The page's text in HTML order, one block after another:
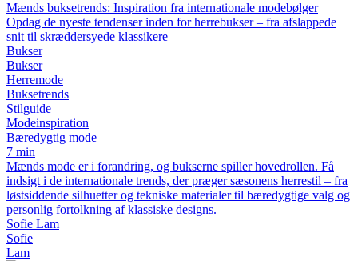
Mænds buksetrends: Inspiration fra internationale modebølger
Opdag de nyeste tendenser inden for herrebukser – fra afslappede
snit til skræddersyede klassikere
Bukser
Bukser
Herremode
Buksetrends
Stilguide
Modeinspiration
Bæredygtig mode
7 min
Mænds mode er i forandring, og bukserne spiller hovedrollen. Få
indsigt i de internationale trends, der præger sæsonens herrestil – fra
løstsiddende silhuetter og tekniske materialer til bæredygtige valg og
personlig fortolkning af klassiske designs.
Sofie Lam
Sofie
Lam